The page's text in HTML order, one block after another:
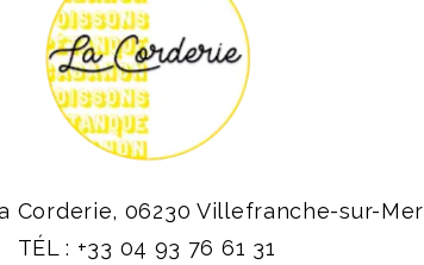
Corderie, 06230 Villefranche-sur-Mer
TÉL : +33 04 93 76 61 31